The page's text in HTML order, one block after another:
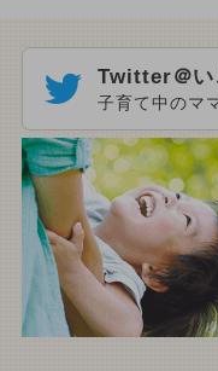
Twitter＠い
子育て中のマ